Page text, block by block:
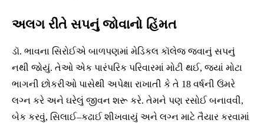
અલગ રીતે સપનું જોવાનો હિંમત
ડૉ. ભાવના સિરોઈએ બાળપણમાં મેડિકલ કૉલેજ જવાનું સપનું
નથી જોયું. તેઓ એક પારંપરિક પરિવારમાં મોટી થઈ, જ્યાં મોટા
ભાગની છોકરીઓ પાસેથી અપેક્ષા રાખાતી કે તે 18 વર્ષની ઉંમરે
લગ્ન કરે અને ઘરેલું જીવન શરૂ કરે. તેમને પણ રસોઈ બનાવવી,
બેક કરવું, સિલાઈ–કઢાઈ શીખવાયું અને લગ્ન માટે તૈયાર કરવામાં